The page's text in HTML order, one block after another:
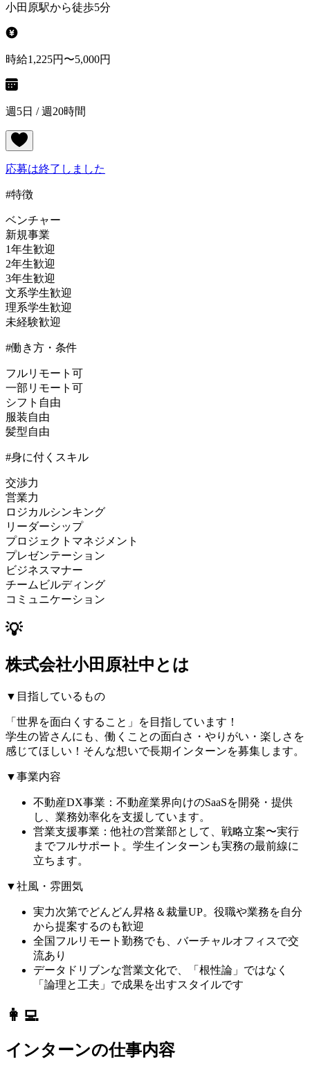
小田原駅から徒歩5分
時給1,225円〜5,000円
週5日 / 週20時間
応募は終了しました
#特徴
ベンチャー
新規事業
1年生歓迎
2年生歓迎
3年生歓迎
文系学生歓迎
理系学生歓迎
未経験歓迎
#働き方・条件
フルリモート可
一部リモート可
シフト自由
服装自由
髪型自由
#身に付くスキル
交渉力
営業力
ロジカルシンキング
リーダーシップ
プロジェクトマネジメント
プレゼンテーション
ビジネスマナー
チームビルディング
コミュニケーション
💡
株式会社小田原社中とは
▼目指しているもの
「世界を面白くすること」を目指しています！
学生の皆さんにも、働くことの面白さ・やりがい・楽しさを
感じてほしい！そんな想いで長期インターンを募集します。
▼事業内容
不動産DX事業：不動産業界向けのSaaSを開発・提供
し、業務効率化を支援しています。
営業支援事業：他社の営業部として、戦略立案〜実行
までフルサポート。学生インターンも実務の最前線に
立ちます。
▼社風・雰囲気
実力次第でどんどん昇格＆裁量UP。役職や業務を自分
から提案するのも歓迎
全国フルリモート勤務でも、バーチャルオフィスで交
流あり
データドリブンな営業文化で、「根性論」ではなく
「論理と工夫」で成果を出すスタイルです
👩‍💻
インターンの仕事内容